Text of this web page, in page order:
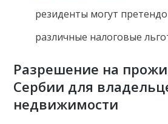
резиденты могут
различные налоговые
Разрешение на
Сербии для
недвижимости